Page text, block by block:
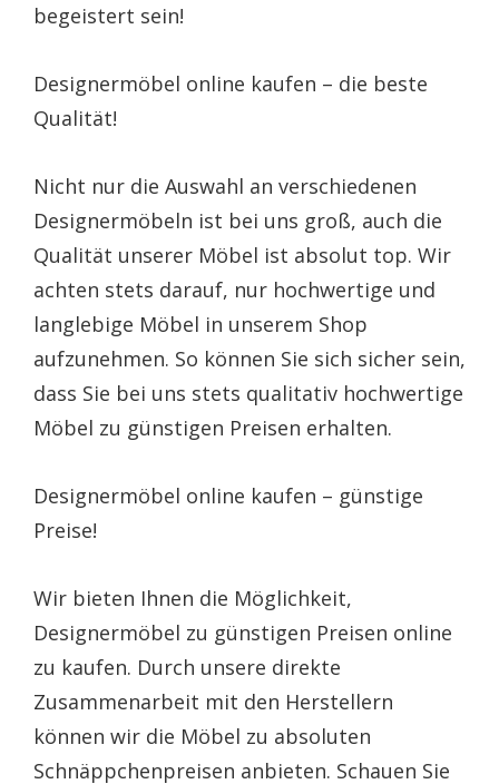
begeistert sein!
Designermöbel online kaufen – die beste
Qualität!
Nicht nur die Auswahl an verschiedenen
Designermöbeln ist bei uns groß, auch die
Qualität unserer Möbel ist absolut top. Wir
achten stets darauf, nur hochwertige und
langlebige Möbel in unserem Shop
aufzunehmen. So können Sie sich sicher sein,
dass Sie bei uns stets qualitativ hochwertige
Möbel zu günstigen Preisen erhalten.
Designermöbel online kaufen – günstige
Preise!
Wir bieten Ihnen die Möglichkeit,
Designermöbel zu günstigen Preisen online
zu kaufen. Durch unsere direkte
Zusammenarbeit mit den Herstellern
können wir die Möbel zu absoluten
Schnäppchenpreisen anbieten. Schauen Sie